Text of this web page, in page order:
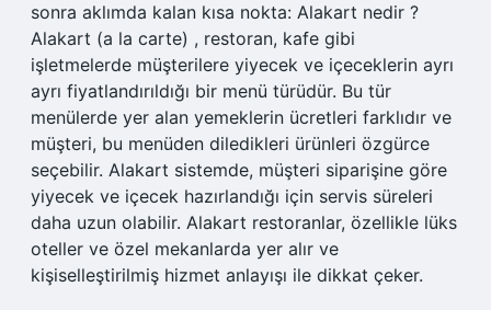
sonra aklımda kalan kısa nokta: Alakart nedir ?
Alakart (a la carte) , restoran, kafe gibi
işletmelerde müşterilere yiyecek ve içeceklerin ayrı
ayrı fiyatlandırıldığı bir menü türüdür. Bu tür
menülerde yer alan yemeklerin ücretleri farklıdır ve
müşteri, bu menüden diledikleri ürünleri özgürce
seçebilir. Alakart sistemde, müşteri siparişine göre
yiyecek ve içecek hazırlandığı için servis süreleri
daha uzun olabilir. Alakart restoranlar, özellikle lüks
oteller ve özel mekanlarda yer alır ve
kişiselleştirilmiş hizmet anlayışı ile dikkat çeker.